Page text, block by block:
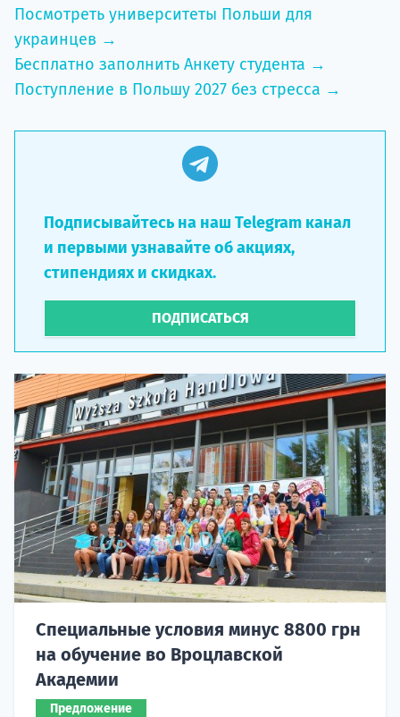
Посмотреть университеты Польши для
украинцев →
Бесплатно заполнить Анкету студента →
Поступление в Польшу 2027 без стресса →
Подписывайтесь на наш Telegram канал
и первыми узнавайте об акциях,
стипендиях и скидках.
ПОДПИСАТЬСЯ
Специальные условия минус 8800 грн
на обучение во Вроцлавской
Академии
Предложение